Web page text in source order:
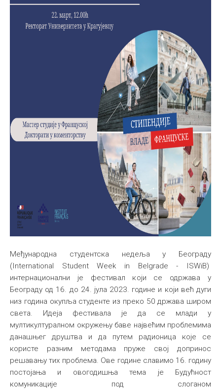
Међународна студентска недеља у Београду
(International Student Week in Belgrade - ISWiB)
интернационални је фестивал који се одржава у
Београду од 16. до 24. јула 2023. године и који већ дуги
низ година окупља студенте из преко 50 држава широм
света. Идеја фестивала је да се млади у
мултикултуралном окружењу баве највећим проблемима
данашњег друштва и да путем радионица које се
користе разним методама пруже свој допринос
решавању тих проблема. Ове године славимо 16. годину
постојања и овогодишња тема је Будућност
комуникације под слоганом